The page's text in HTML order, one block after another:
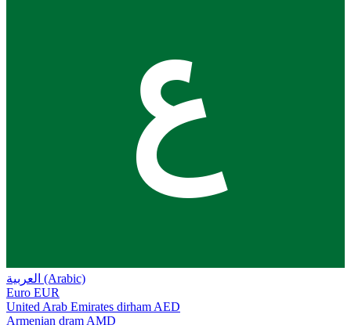
ع
العربية (Arabic)
Euro EUR
United Arab Emirates dirham AED
Armenian dram AMD